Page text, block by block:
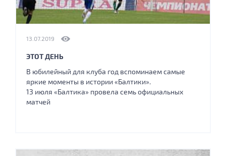
13.07.2019
ЭТОТ ДЕНЬ
В юбилейный для клуба год вспоминаем самые
яркие моменты в истории «Балтики».
13 июля «Балтика» провела семь официальных
матчей